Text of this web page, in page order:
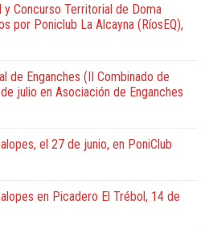
y Concurso Territorial de Doma
por Poniclub La Alcayna (RíosEQ),
de Enganches (II Combinado de
julio en Asociación de Enganches
el 27 de junio, en PoniClub
en Picadero El Trébol, 14 de